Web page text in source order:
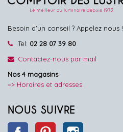
Besoin d'un conseil ? Appelez nous !
Tel: 02 28 07 39 80
Contactez-nous par mail
Nos 4 magasins
=> Horaires et adresses
NOUS SUIVRE
Facebook Pinterest